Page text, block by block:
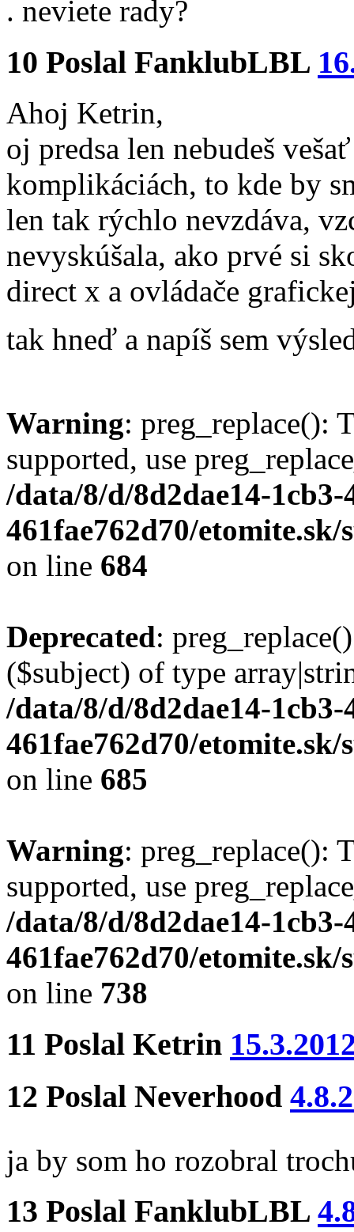
. neviete rady?
10 Poslal FanklubLBL
Ahoj Ketrin,
oj predsa len nebudeš
komplikáciách, to kde by
len tak rýchlo nevzdáva,
nevyskúšala, ako prvé si
direct x a ovládače
tak hneď a napíš sem
Warning: preg_replace():
supported, use
/data/8/d/8d2dae14-1cb3-
461fae762d70/
on line 684
Deprecated:
($subject) of type
/data/8/d/8d2dae14-1cb3-
461fae762d70/
on line 685
Warning: preg_replace():
supported, use
/data/8/d/8d2dae14-1cb3-
461fae762d70/
on line 738
11 Poslal Ketrin
12 Poslal Neverhood
ja by som ho rozobral
13 Poslal FanklubLBL